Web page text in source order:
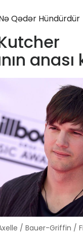
Qədər Hündürdür
/ Bauer-Griffin /